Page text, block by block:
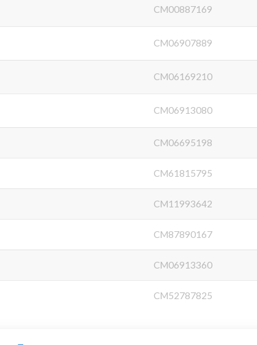
CM00887169
CM06907889
CM06169210
CM06913080
CM06695198
CM61815795
CM11993642
CM87890167
CM06913360
CM52787825